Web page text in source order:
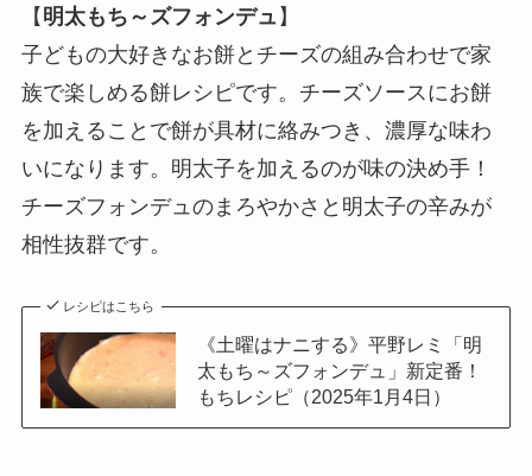
【 明太もち～ズフォンデュ 】
子どもの大好きなお餅とチーズの組み合わせで家
族で楽しめる餅レシピです。チーズソースにお餅
を加えることで餅が具材に絡みつき、濃厚な味わ
いになります。明太子を加えるのが味の決め手！
チーズフォンデュのまろやかさと明太子の辛みが
相性抜群です。
レシピはこちら
《土曜はナニする》平野レミ「明
太もち～ズフォンデュ」新定番！
もちレシピ（2025年1月4日）